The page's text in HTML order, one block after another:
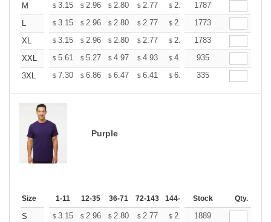
M
$ 3.15 $ 2.96 $ 2.80 $ 2.77 $ 2.72 $2.70
1787
L
$ 3.15 $ 2.96 $ 2.80 $ 2.77 $ 2.72 $2.70
1773
XL
$ 3.15 $ 2.96 $ 2.80 $ 2.77 $ 2.72 $2.70
1783
XXL
$ 5.61 $ 5.27 $ 4.97 $ 4.93 $ 4.85 $4.80
935
3XL
$ 7.30 $ 6.86 $ 6.47 $ 6.41 $ 6.30 $6.25
335
Purple
Size 1-11 12-35 36-71 72-143 144-287 288 + More
Stock Qty.
S $ 3.15 $ 2.96 $ 2.80 $ 2.77 $ 2.72 $2.70
1889